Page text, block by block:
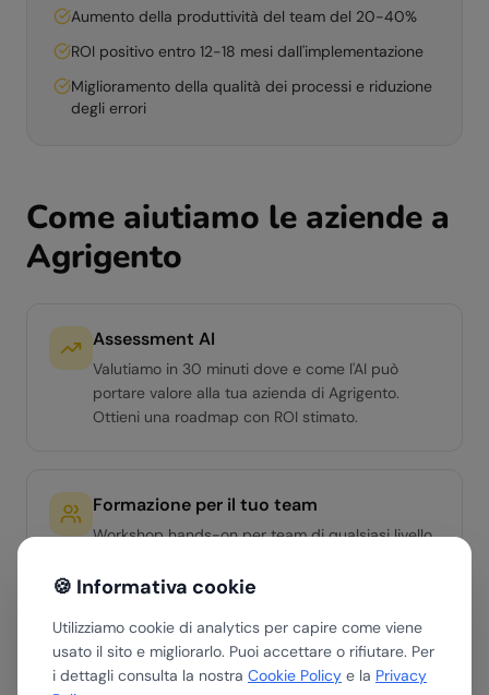
🍪 Informativa cookie
Utilizziamo cookie di analytics per capire come viene
usato il sito e migliorarlo. Puoi accettare o rifiutare. Per
i dettagli consulta la nostra Cookie Policy e la Privacy
Aumento della produttività del team del 20-40%
ROI positivo entro 12-18 mesi dall'implementazione
Miglioramento della qualità dei processi e riduzione
degli errori
Come aiutiamo le aziende a
Agrigento
Assessment AI
Valutiamo in 30 minuti dove e come l'AI può
portare valore alla tua azienda di Agrigento.
Ottieni una roadmap con ROI stimato.
Formazione per il tuo team
Workshop hands-on per team di qualsiasi livello.
manager e team operativi.
Soluzioni AI custom